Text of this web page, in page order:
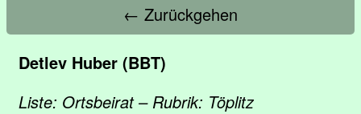
← Zurückgehen
Detlev Huber (BBT)
Liste: Ortsbeirat – Rubrik: Töplitz